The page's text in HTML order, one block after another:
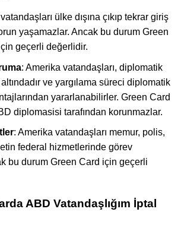
ülke dışına çıkıp tekrar giriş
yaşamazlar. Ancak bu durum Green
geçerli değerlidir.
: Amerika vatandaşları, diplomatik
ve yargılama süreci diplomatik
yararlanabilirler. Green Card
diplomasisi tarafından korunmazlar.
: Amerika vatandaşları memur, polis,
federal hizmetlerinde görev
bu durum Green Card için geçerli
ABD Vatandaşlığım İptal